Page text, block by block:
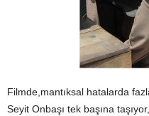
Filmde,mantıksal hatalarda
Seyit Onbaşı tek başına